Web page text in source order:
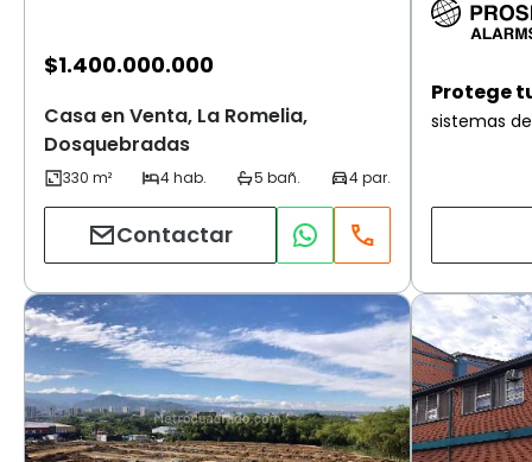
$1.400.000.000
Casa en Venta, La Romelia,
Dosquebradas
Contactar
Protege
sistemas de